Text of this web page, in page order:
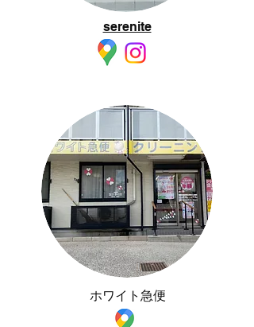
serenite
ホワイト急便